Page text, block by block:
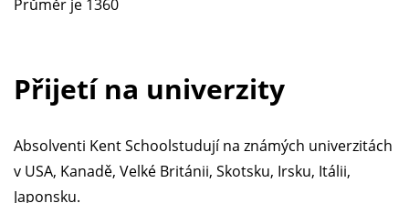
Průměr je 1360
Přijetí na univerzity
Absolventi Kent Schoolstudují na známých univerzitách
v USA, Kanadě, Velké Británii, Skotsku, Irsku, Itálii,
Japonsku.